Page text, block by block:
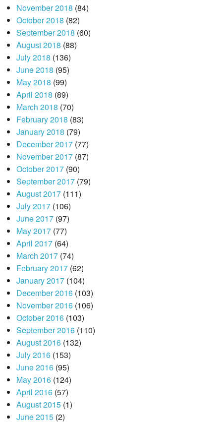
November 2018 (84)
October 2018 (82)
September 2018 (60)
August 2018 (88)
July 2018 (136)
June 2018 (95)
May 2018 (99)
April 2018 (89)
March 2018 (70)
February 2018 (83)
January 2018 (79)
December 2017(77)
November 2017(87)
October 2017(90)
September 2017(79)
August 2017(111)
July 2017(106)
June 2017(97)
May 2017(77)
April 2017(64)
March 2017(74)
February 2017(62)
January 2017(104)
December 2016(103)
November 2016(106)
October 2016(103)
September 2016(110)
August 2016(132)
July 2016(153)
June 2016(95)
May 2016(124)
April 2016(57)
August 2015(1)
June 2015(2)